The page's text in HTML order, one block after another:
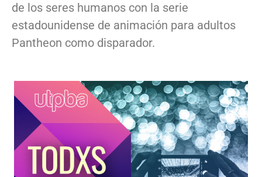
de los seres humanos con la serie
estadounidense de animación para adultos
Pantheon como disparador.